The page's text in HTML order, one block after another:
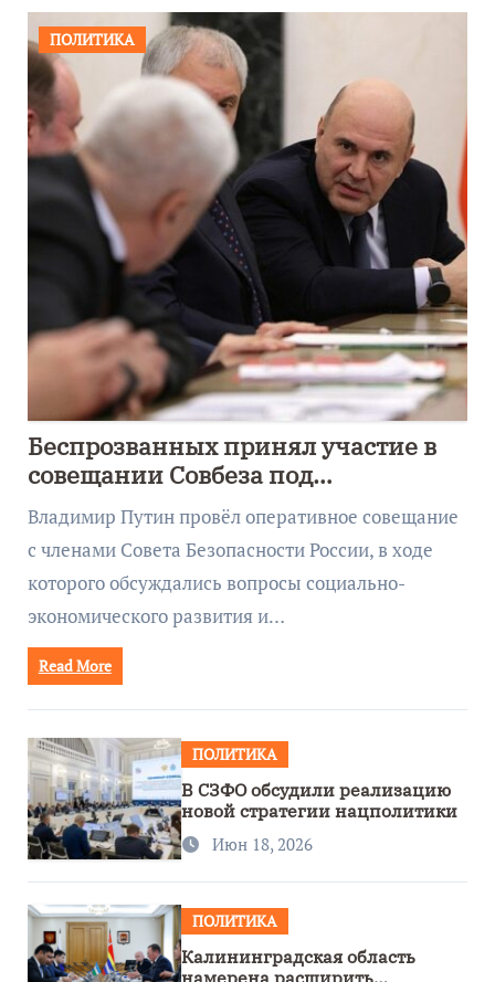
ПОЛИТИКА
Беспрозванных принял участие в
совещании Совбеза под
руководством Путина
Владимир Путин провёл оперативное совещание
с членами Совета Безопасности России, в ходе
которого обсуждались вопросы социально-
экономического развития и…
Read More
ПОЛИТИКА
В СЗФО обсудили реализацию
новой стратегии нацполитики
Июн 18, 2026
ПОЛИТИКА
Калининградская область